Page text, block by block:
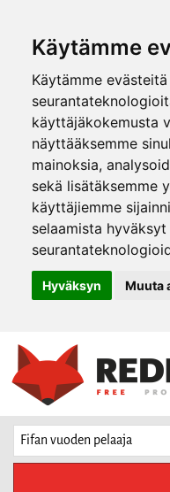
Käytämme
Käytämme
käyttäjäkokemusta
näyttääksemme
mainoksia,
sekä lisätäksemme
käyttäjiemme
selaamista
Hyväksyn Muuta